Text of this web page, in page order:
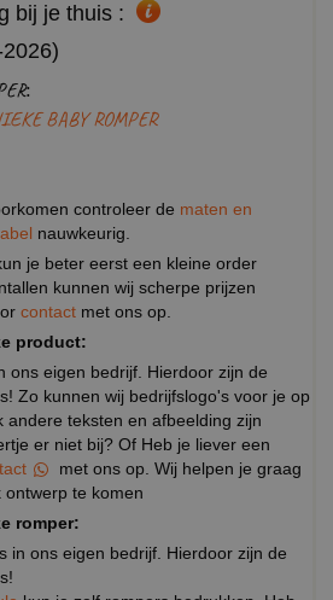
bij je thuis :
BABY ROMPER
controleer de maten en
nauwkeurig.
je beter eerst een kleine order
kunnen wij scherpe prijzen
contact met ons op.
product:
ons eigen bedrijf. Hierdoor zijn de
Zo kunnen wij bedrijfslogo's voor je op
andere teksten en afbeelding zijn
er niet bij? Of Heb je liever een
met ons op. Wij helpen je graag
te komen
romper:
in ons eigen bedrijf. Hierdoor zijn de